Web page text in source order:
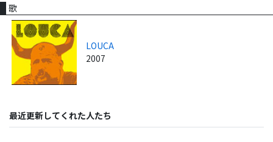
歌
LOUCA
2007
最近更新してくれた人たち